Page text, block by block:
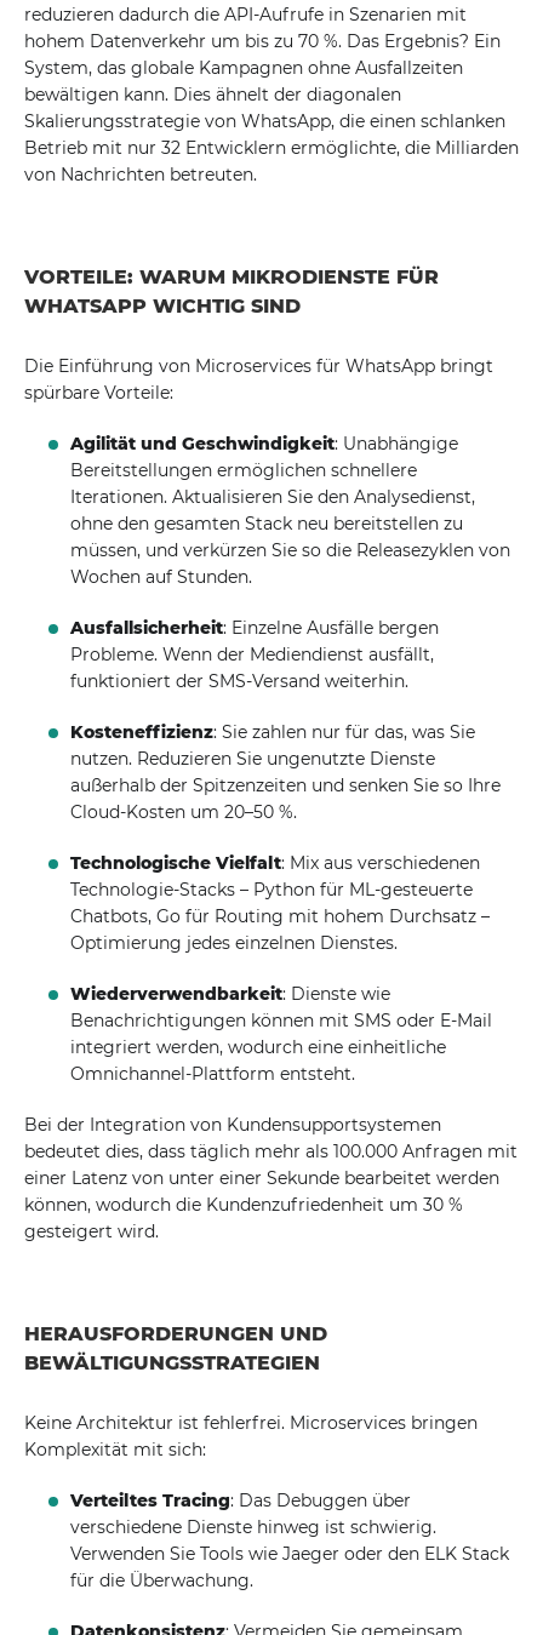
reduzieren dadurch die API-Aufrufe in Szenarien mit
hohem Datenverkehr um bis zu 70 %. Das Ergebnis? Ein
System, das globale Kampagnen ohne Ausfallzeiten
bewältigen kann. Dies ähnelt der diagonalen
Skalierungsstrategie von WhatsApp, die einen schlanken
Betrieb mit nur 32 Entwicklern ermöglichte, die Milliarden
von Nachrichten betreuten.
VORTEILE: WARUM MIKRODIENSTE FÜR
WHATSAPP WICHTIG SIND
Die Einführung von Microservices für WhatsApp bringt
spürbare Vorteile:
Agilität und Geschwindigkeit: Unabhängige
Bereitstellungen ermöglichen schnellere
Iterationen. Aktualisieren Sie den Analysedienst,
ohne den gesamten Stack neu bereitstellen zu
müssen, und verkürzen Sie so die Releasezyklen von
Wochen auf Stunden.
Ausfallsicherheit: Einzelne Ausfälle bergen
Probleme. Wenn der Mediendienst ausfällt,
funktioniert der SMS-Versand weiterhin.
Kosteneffizienz: Sie zahlen nur für das, was Sie
nutzen. Reduzieren Sie ungenutzte Dienste
außerhalb der Spitzenzeiten und senken Sie so Ihre
Cloud-Kosten um 20–50 %.
Technologische Vielfalt: Mix aus verschiedenen
Technologie-Stacks – Python für ML-gesteuerte
Chatbots, Go für Routing mit hohem Durchsatz –
Optimierung jedes einzelnen Dienstes.
Wiederverwendbarkeit: Dienste wie
Benachrichtigungen können mit SMS oder E-Mail
integriert werden, wodurch eine einheitliche
Omnichannel-Plattform entsteht.
Bei der Integration von Kundensupportsystemen
bedeutet dies, dass täglich mehr als 100.000 Anfragen mit
einer Latenz von unter einer Sekunde bearbeitet werden
können, wodurch die Kundenzufriedenheit um 30 %
gesteigert wird.
HERAUSFORDERUNGEN UND
BEWÄLTIGUNGSSTRATEGIEN
Keine Architektur ist fehlerfrei. Microservices bringen
Komplexität mit sich:
Verteiltes Tracing: Das Debuggen über
verschiedene Dienste hinweg ist schwierig.
Verwenden Sie Tools wie Jaeger oder den ELK Stack
für die Überwachung.